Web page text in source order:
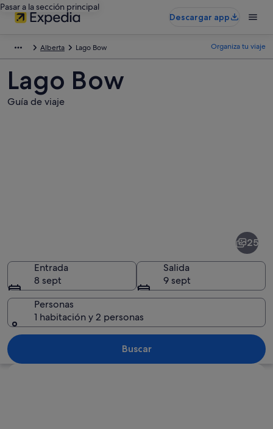
Pasar a la sección principal
Descargar app
Alberta Lago Bow Organiza tu viaje
Lago Bow
Guía de viaje
Reflejo de una montaña en un lago
25
Entrada
8 sept
Salida
9 sept
Personas
1 habitación y 2 personas
Buscar